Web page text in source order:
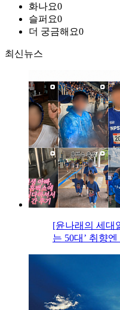
화나요0
슬퍼요0
더 궁금해요0
최신뉴스
[윤나래의 세대
는 50대’ 취향